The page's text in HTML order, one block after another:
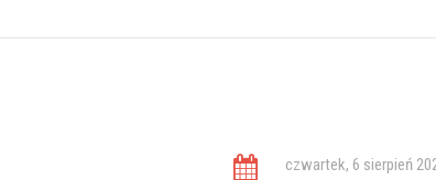
czwartek, 6 sierpień